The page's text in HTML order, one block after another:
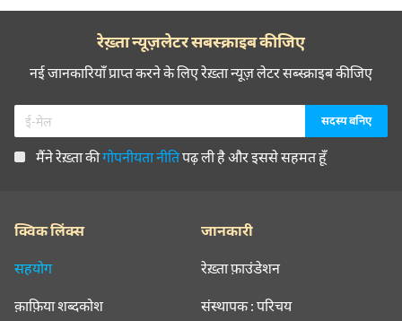
रेख़्ता न्यूज़लेटर सबस्क्राइब कीजिए
नई जानकारियाँ प्राप्त करने के लिए रेख़्ता न्यूज़ लेटर सब्स्क्राइब कीजिए
मैंने रेख़्ता कीगोपनीयता नीतिपढ़ ली है और इससे सहमत हूँ
क्विक लिंक्स
सहयोग
क़ाफ़िया शब्दकोश
जानकारी
रेख़्ता फ़ाउंडेशन
संस्थापक : परिचय